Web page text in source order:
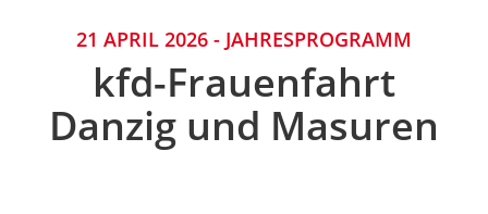
21 APRIL 2026 - JAHRESPROGRAMM
kfd-Frauenfahrt
Danzig und Masuren